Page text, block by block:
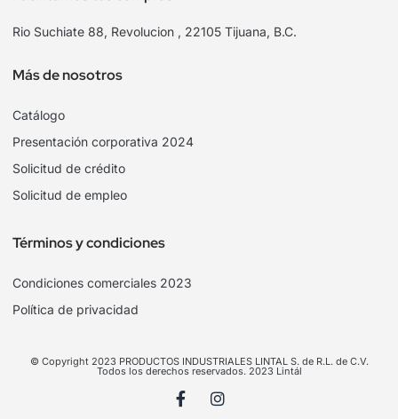
Rio Suchiate 88, Revolucion , 22105 Tijuana, B.C.
Más de nosotros
Catálogo
Presentación corporativa 2024
Solicitud de crédito
Solicitud de empleo
Términos y condiciones
Condiciones comerciales 2023
Política de privacidad
© Copyright 2023 PRODUCTOS INDUSTRIALES LINTAL S. de R.L. de C.V.
Todos los derechos reservados. 2023 Lintál